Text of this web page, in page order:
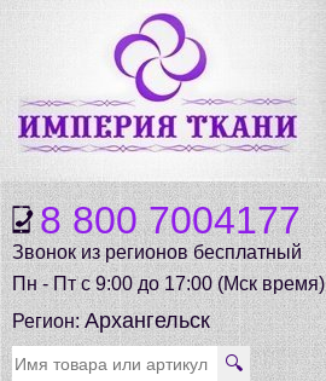
8 800 7004177
Звонок из регионов бесплатный
Пн - Пт с 9:00 до 17:00 (Мск время)
Регион:Архангельск
🔍